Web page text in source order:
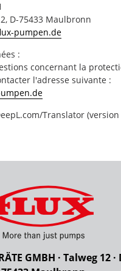
D-75433 Maulbronn
pumpen.de
:
concernant la
l'adresse suivante :
Translator
GMBH · Talweg 12 ·